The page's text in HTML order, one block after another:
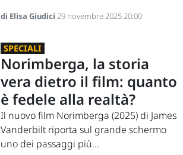
di Elisa Giudici 29 novembre 2025 20:00
SPECIALI
Norimberga, la storia
vera dietro il film: quanto
è fedele alla realtà?
Il nuovo film Norimberga (2025) di James
Vanderbilt riporta sul grande schermo
uno dei passaggi più...